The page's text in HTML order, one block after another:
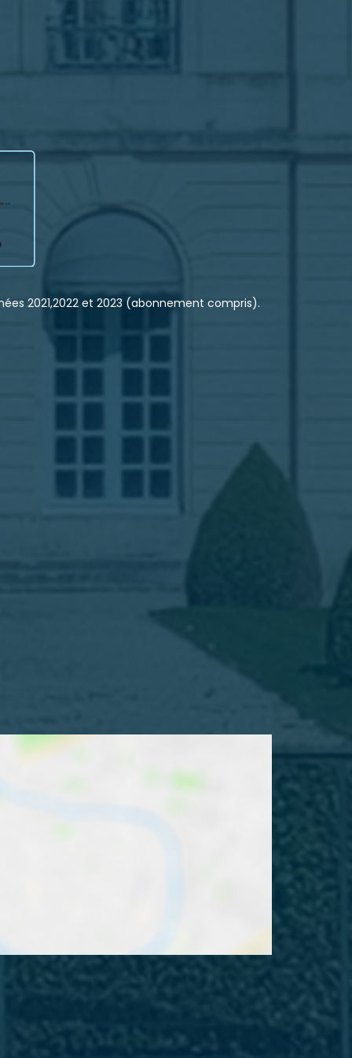
2021,2022 et 2023 (abonnement compris).